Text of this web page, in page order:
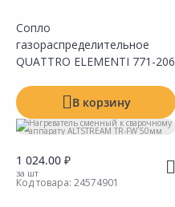
Сопло
газораспределительное
QUATTRO ELEMENTI 771-206
В корзину
1 024.00 ₽
за шт
Код товара: 24574901